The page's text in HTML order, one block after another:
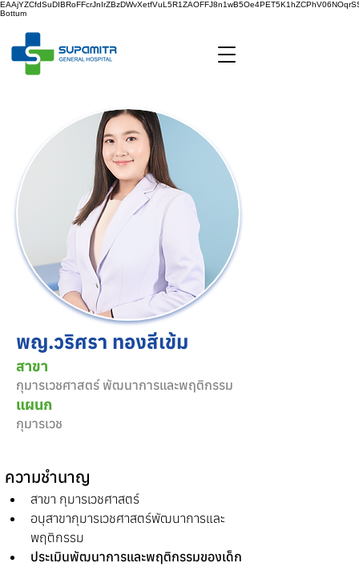
Bottum
พญ.วริศรา ทองสีเข้ม
สาขา
กุมารเวชศาสตร์ พัฒนาการและพฤติกรรม
แผนก
กุมารเวช
ความชำนาญ
สาขา กุมารเวชศาสตร์
อนุสาขากุมารเวชศาสตร์พัฒนาการและ
พฤติกรรม
ประเมินพัฒนาการและพฤติกรรมของเด็ก